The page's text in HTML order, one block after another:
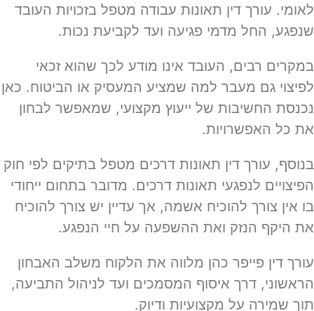
לאומי. עורך דין תאונות עבודה מטפל בזכויות העובד
שנפגע, החל מדמי פגיעה ועד לקביעת נכות.
במקרים רבים, העובד אינו מודע לכך שהוא זכאי
לפיצוי גם מעבר למה שמציע המעסיק או הביטוח. כאן
נכנסת החשיבות של ייעוץ מקצועי, שמאפשר לבחון
את כל האפשרויות.
בנוסף, עורך דין תאונות דרכים מטפל בתיקים לפי חוק
הפיצויים לנפגעי תאונות דרכים. מדובר בתחום ייחודי
בו אין צורך להוכיח אשמה, אך עדיין יש צורך להוכיח
את היקף הנזק ואת ההשפעה על חיי הנפגע.
עורך דין פייפר כהן מלווה את הלקוח משלב האבחון
הראשוני, דרך איסוף המסמכים ועד לניהול התביעה,
תוך שמירה על מקצועיות ודיוק.